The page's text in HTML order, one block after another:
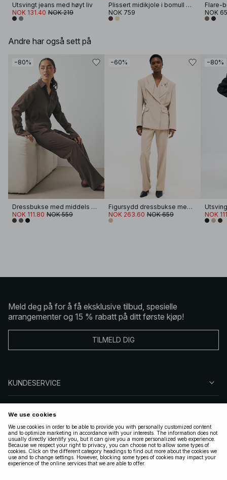
Utsvingt jeans med høyt liv
NOK 131.40 NOK 219
Plissert midikjole i bomull med korte ermer
NOK 759
Flare-
NOK
Andre har også sett på
−80%
Dressbukse med middels høyt liv
NOK 111.80 NOK 559
−60%
Figursydd dressbukse med middels liv
NOK 263.60 NOK 659
−80%
NOK
Meld deg på for å få eksklusive tilbud, spesielle
arrangementer og 15 % rabatt på ditt første kjøp!
TILMELD DIG
KUNDESERVICE
FØLG OSS
LOVLIG